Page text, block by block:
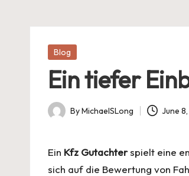
Posted
Blog
Ein tiefer
Posted
ByMichaelSLong June
Ein Kfz Gutachterspielt eine
sich auf die Bewertung von